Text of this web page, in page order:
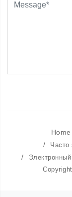
Home
/ Часто
/ Электронный